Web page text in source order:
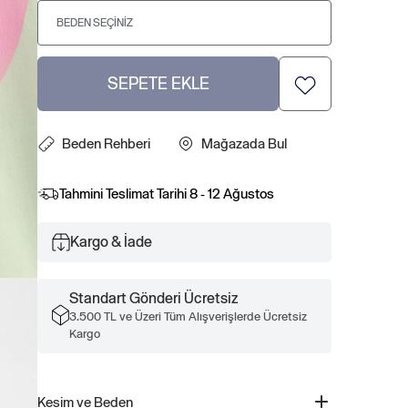
BEDEN SEÇINIZ
SEPETE EKLE
Beden Rehberi Mağazada Bul
Tahmini Teslimat Tarihi8 - 12 Ağustos
Kargo & İade
Standart Gönderi Ücretsiz
3.500 TL ve Üzeri Tüm Alışverişlerde Ücretsiz
Kargo
Kesim ve Beden